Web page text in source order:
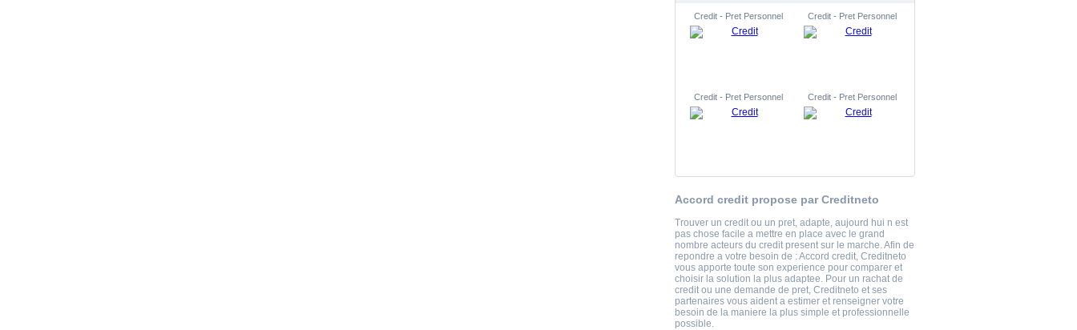
Credit - Pret Personnel Credit - Pret Personnel
Credit - Pret Personnel Credit - Pret Personnel
Accord credit propose par Creditneto
Trouver un credit ou un pret, adapte, aujourd hui n est
pas chose facile a mettre en place avec le grand
nombre acteurs du credit present sur le marche. Afin de
repondre a votre besoin de : Accord credit, Creditneto
vous apporte toute son experience pour comparer et
choisir la solution la plus adaptee. Pour un rachat de
credit ou une demande de pret, Creditneto et ses
partenaires vous aident a estimer et renseigner votre
besoin de la maniere la plus simple et professionnelle
possible.